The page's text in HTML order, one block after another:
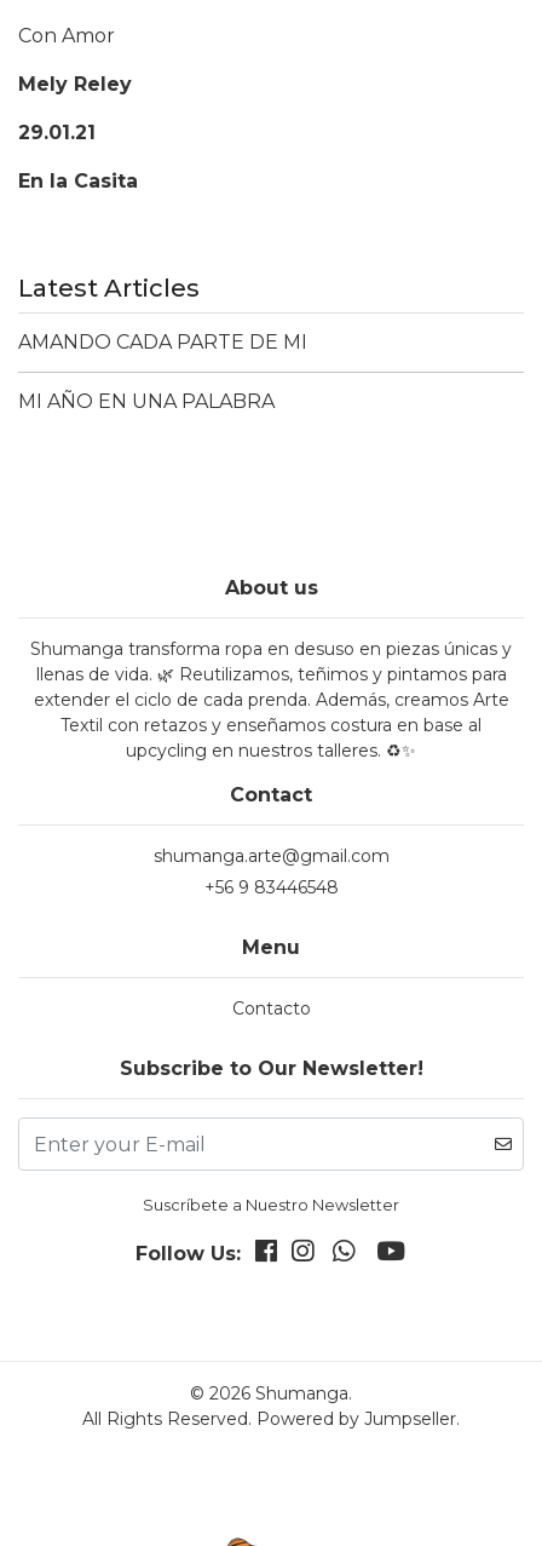
Con Amor
Mely Reley
29.01.21
En la Casita
Latest Articles
AMANDO CADA PARTE DE MI
MI AÑO EN UNA PALABRA
About us
Shumanga transforma ropa en desuso en piezas únicas y
llenas de vida. 🌿 Reutilizamos, teñimos y pintamos para
extender el ciclo de cada prenda. Además, creamos Arte
Textil con retazos y enseñamos costura en base al
upcycling en nuestros talleres. ♻️✨
Contact
shumanga.arte@gmail.com
+56 9 83446548
Menu
Contacto
Subscribe to Our Newsletter!
Suscríbete a Nuestro Newsletter
Follow Us:
© 2026 Shumanga.
All Rights Reserved. Powered by Jumpseller.